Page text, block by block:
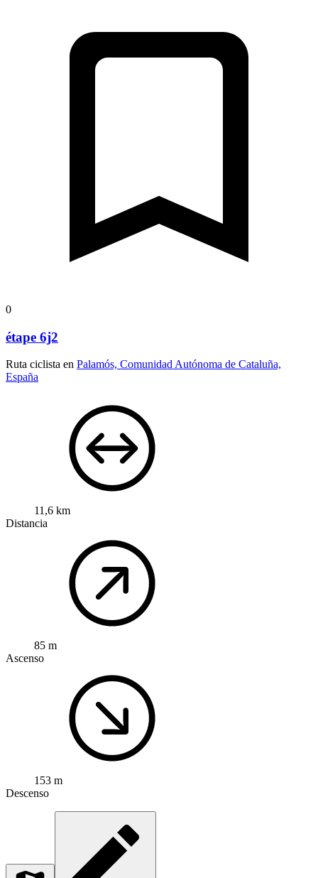
0
étape 6j2
Ruta ciclista en Palamós, Comunidad Autónoma de Cataluña,
España
11,6 km
Distancia
85 m
Ascenso
153 m
Descenso